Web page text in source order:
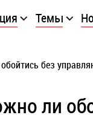
Темы
без
ли